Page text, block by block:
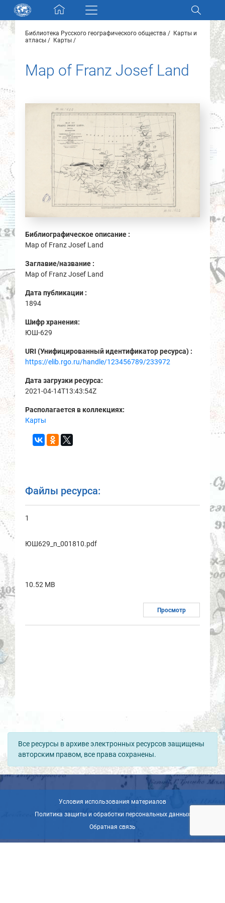
Skip navigation
Разделы и коллекции
Электронный каталог
Новости
О нас
Контакты
Партнеры
Библиотека Русского географического общества
Карты и
атласы
Карты
Map of Franz Josef Land
Библиографическое описание :
Map of Franz Josef Land
Заглавие/название :
Map of Franz Josef Land
Дата публикации :
1894
Шифр хранения:
ЮШ-629
URI (Унифицированный идентификатор ресурса) :
https://elib.rgo.ru/handle/123456789/233972
Дата загрузки ресурса:
2021-04-14T13:43:54Z
Располагается в коллекциях:
Карты
Файлы ресурса:
1
ЮШ629_n_001810.pdf
10.52 MB
Просмотр
Все ресурсы в архиве электронных ресурсов защищены
авторским правом, все права сохранены.
Условия использования материалов
Политика защиты и обработки персональных данных
Обратная связь